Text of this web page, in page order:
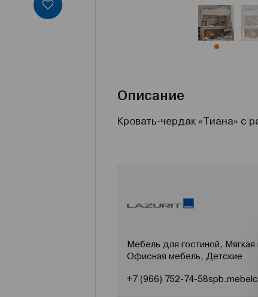
Описание
Кровать-чердак «Тиана» с
Мебель для гостиной,
Офисная мебель, Детские
+7 (966) 752-74-58